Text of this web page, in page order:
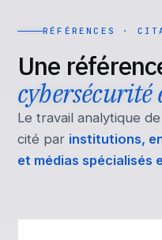
RÉFÉRENCES ·
Une
cybersécurité
Le travail analytique
cité par institutions,
et médias spécialisés